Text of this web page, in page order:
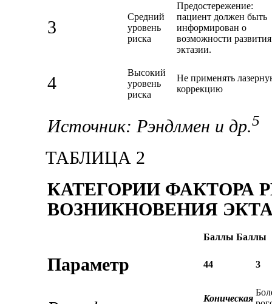
3
Средний
уровень
риска
Предостережение:
пациент должен быть
информирован о
возможности развития
эктазии.
4
Высокий
уровень
риска
Не применять
коррекцию
Источник: Рэндлмен и др.5
ТАБЛИЦА 2
КАТЕГОРИИ ФАКТОРА
ВОЗНИКНОВЕНИЯ
Баллы Баллы
Параметр 44 3
Коническая